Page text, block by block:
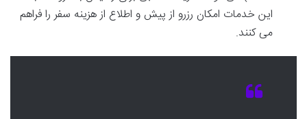
این خدمات امکان رزرو از پیش و اطلاع از هزینه سفر را فراهم
می کنند.